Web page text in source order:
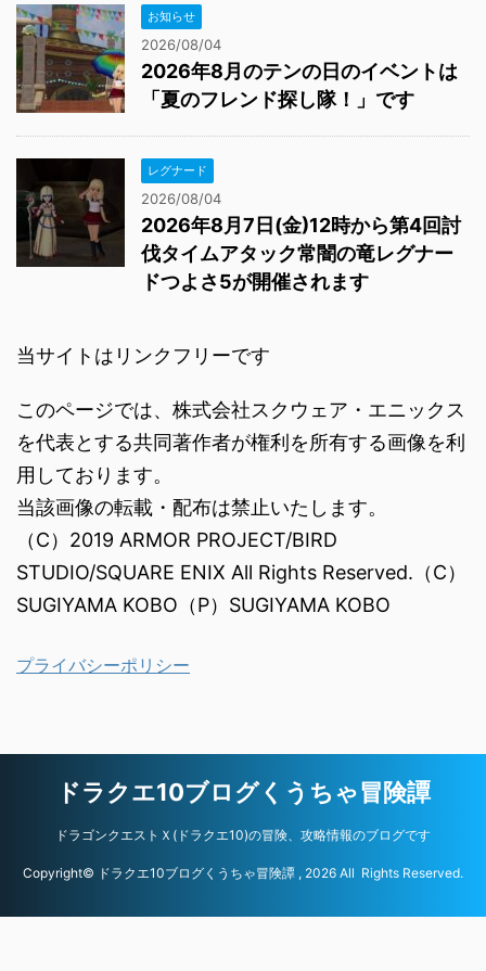
お知らせ
2026/08/04
2026年8月のテンの日のイベントは
「夏のフレンド探し隊！」です
レグナード
2026/08/04
2026年8月7日(金)12時から第4回討
伐タイムアタック常闇の竜レグナー
ドつよさ5が開催されます
当サイトはリンクフリーです
このページでは、株式会社スクウェア・エニックス
を代表とする共同著作者が権利を所有する画像を利
用しております。
当該画像の転載・配布は禁止いたします。
（C）2019 ARMOR PROJECT/BIRD
STUDIO/SQUARE ENIX All Rights Reserved.（C）
SUGIYAMA KOBO（P）SUGIYAMA KOBO
プライバシーポリシー
ドラクエ10ブログくうちゃ冒険譚
ドラゴンクエストＸ(ドラクエ10)の冒険、攻略情報のブログです
Copyright© ドラクエ10ブログくうちゃ冒険譚 , 2026 All Rights Reserved.